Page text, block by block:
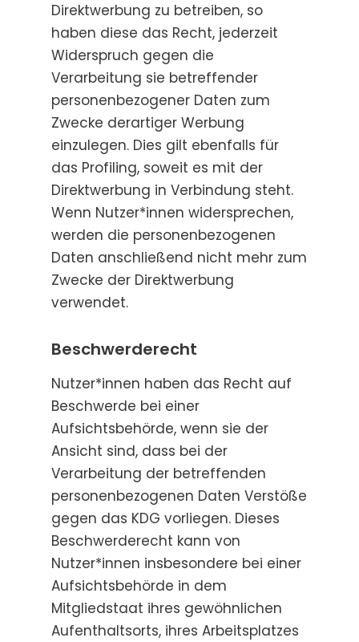
Direktwerbung zu betreiben, so
haben diese das Recht, jederzeit
Widerspruch gegen die
Verarbeitung sie betreffender
personenbezogener Daten zum
Zwecke derartiger Werbung
einzulegen. Dies gilt ebenfalls für
das Profiling, soweit es mit der
Direktwerbung in Verbindung steht.
Wenn Nutzer*innen widersprechen,
werden die personenbezogenen
Daten anschließend nicht mehr zum
Zwecke der Direktwerbung
verwendet.
Beschwerderecht
Nutzer*innen haben das Recht auf
Beschwerde bei einer
Aufsichtsbehörde, wenn sie der
Ansicht sind, dass bei der
Verarbeitung der betreffenden
personenbezogenen Daten Verstöße
gegen das KDG vorliegen. Dieses
Beschwerderecht kann von
Nutzer*innen insbesondere bei einer
Aufsichtsbehörde in dem
Mitgliedstaat ihres gewöhnlichen
Aufenthaltsorts, ihres Arbeitsplatzes